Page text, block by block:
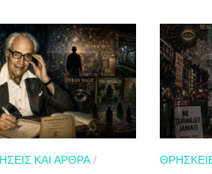
ΚΑΙ ΆΡΘΡΑ/